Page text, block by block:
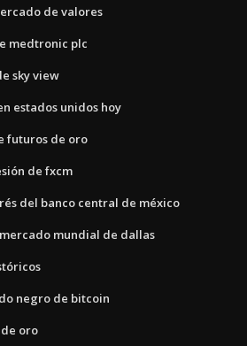
de valores
medtronic plc
sky view
estados unidos hoy
futuros de oro
de fxcm
del banco central de méxico
mundial de dallas
negro de bitcoin
oro